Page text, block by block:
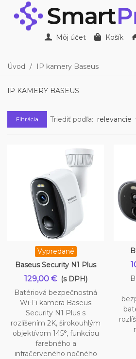
Môj účet Košík
Úvod / IP kamery Baseus
IP KAMERY BASEUS
Filtrácia Triediť podľa: relevancie
Vypredané
Baseus Security N1 Plus
129,00 € (s DPH)
Batériová bezpečnostná
Wi-Fi kamera Baseus
Security N1 Plus s
rozlíšením 2K, širokouhlým
objektívom 145°, funkciou
farebného a
infračerveného nočného